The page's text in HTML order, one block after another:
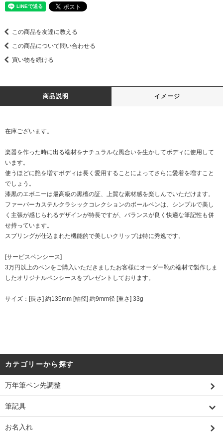
この商品を友達に教える
この商品について問い合わせる
買い物を続ける
商品説明 イメージ
在庫ございます。
楽器を作った時に出る端材をナチュラルな風合いを生かしてボディに使用して
います。
使うほどに艶を増すボディは長く愛用することによってさらに愛着を増すこと
でしょう。
漆黒のエボニーは最高級の黒檀の証、上質な素材感を楽しんでいただけます。
ファーバーカステルクラシックコレクションのボールペンは、シンプルで美し
く主張が感じられるデザインが特長ですが、バランスが良く快適な筆記性も併
せ持っています。
スプリングが仕込まれた機能的で美しいクリップは特に秀逸です。
[サービスペンシース]
3万円以上のペンをご購入いただきましたお客様にオーダー靴の端材で製作しま
したオリジナルペンシースをプレゼントしております。
サイズ：[長さ] 約135mm [軸径] 約9mm径 [重さ] 33g
カテゴリーから探す
万年筆ペン先調整
筆記具
お名入れ